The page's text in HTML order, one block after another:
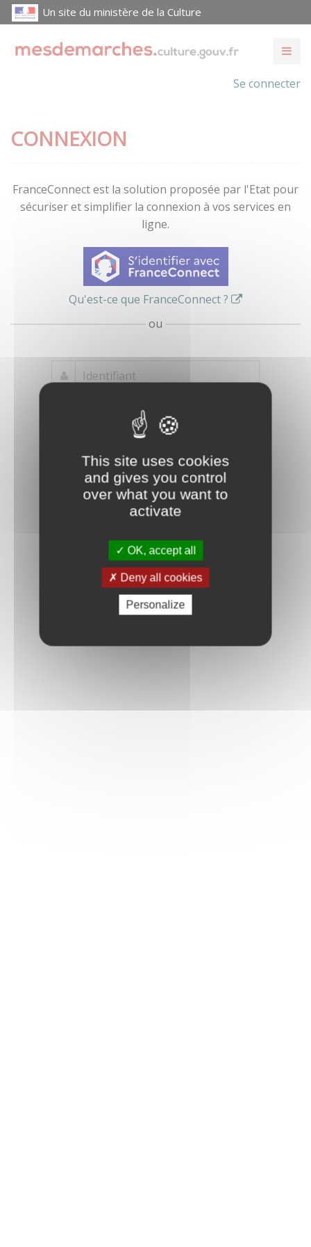
This site uses cookies
and gives you control
over what you want to
activate
OK, accept all
Deny all cookies
Personalize
Un site du ministère de la Culture
Se connecter
CONNEXION
FranceConnect est la solution proposée par l'Etat pour
sécuriser et simplifier la connexion à vos services en
ligne.
Qu'est-ce que FranceConnect ?
ou
oublié ?
compte
Connexion